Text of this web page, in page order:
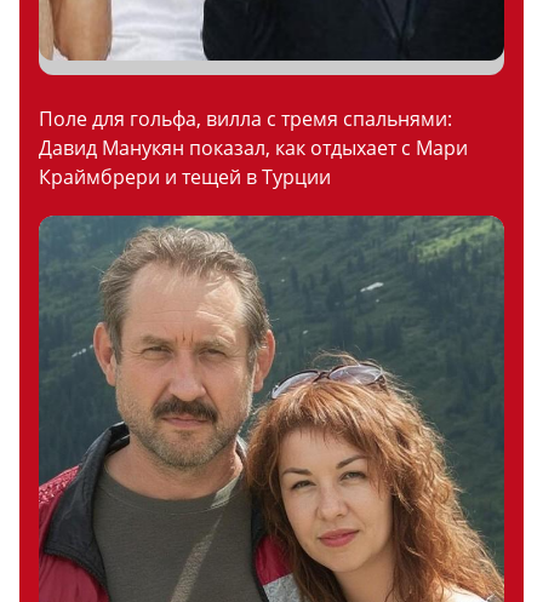
Поле для гольфа, вилла с тремя спальнями:
Давид Манукян показал, как отдыхает с Мари
Краймбрери и тещей в Турции